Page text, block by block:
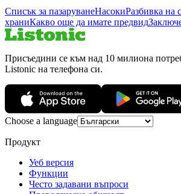
Списък за пазаруванеНасокиРазбивка на
храниКакво още да имате предвид
Присъедини се към над 10 милиона
Listonic на телефона си.
Choose a language
Продукт
Уеб версия
Функции
Често задавани въпроси